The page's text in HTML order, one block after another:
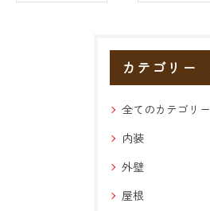
カテゴリー
全てのカテゴリー
内装
外壁
屋根